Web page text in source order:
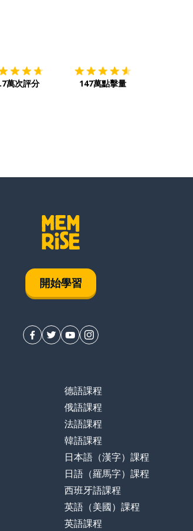
萬次評分 147萬點擊量
開始學習
德語課程
俄語課程
法語課程
韓語課程
日本語（漢字）課程
日語（羅馬字）課程
西班牙語課程
英語（美國）課程
英語課程